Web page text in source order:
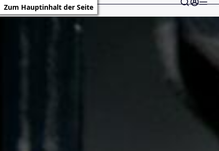
Zum Hauptinhalt der Seite